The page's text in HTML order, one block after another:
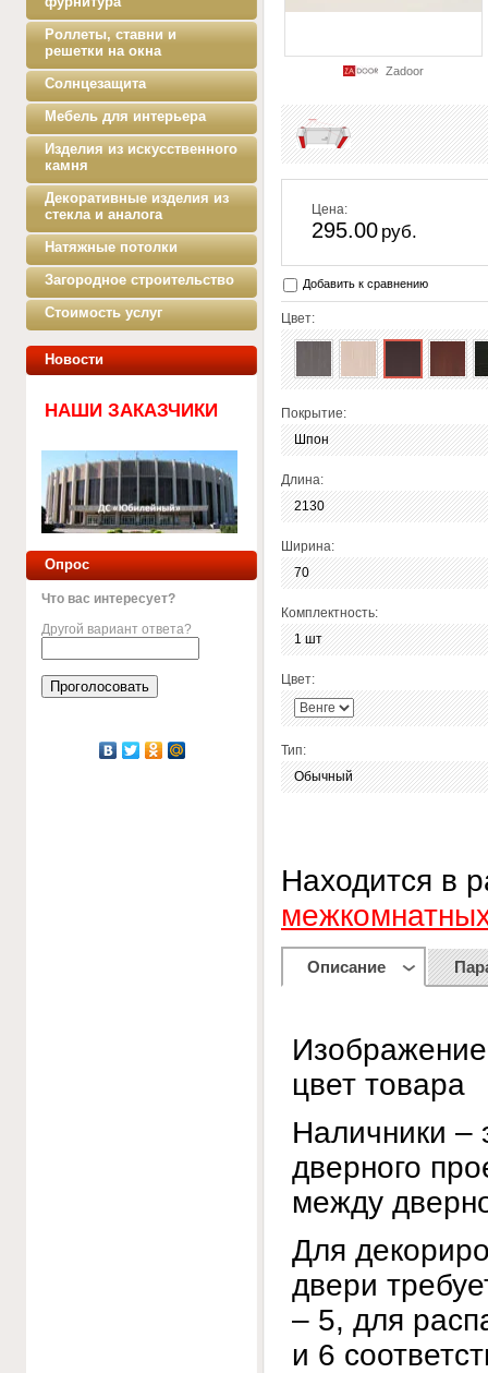
Роллеты, ставни и
решетки на окна
Солнцезащита
Мебель для интерьера
Изделия из искусственного
камня
Декоративные изделия из
стекла и аналога
Натяжные потолки
Загородное строительство
Стоимость услуг
Новости
НАШИ ЗАКАЗЧИКИ
Опрос
Что вас интересует?
Другой вариант ответа?
Zadoor
Цена:
295.00 руб.
Добавить к сравнению
Цвет:
Покрытие:
Шпон
Длина:
2130
Ширина:
70
Комплектность:
1 шт
Цвет:
Тип:
Обычный
Находится в
Описание
цвет товара
Наличники –
дверного
между
Для
двери
– 5, для
и 6